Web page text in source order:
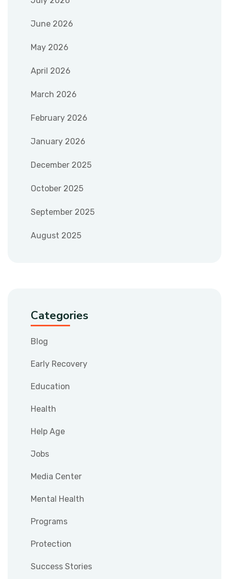
June 2026
May 2026
April 2026
March 2026
February 2026
January 2026
December 2025
October 2025
September 2025
August 2025
Categories
Blog
Early Recovery
Education
Health
Help Age
Jobs
Media Center
Mental Health
Programs
Protection
Success Stories